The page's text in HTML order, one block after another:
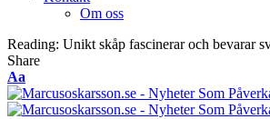
Om oss
Reading: Unikt skåp fascinerar och bevarar
Share
Font
Resizer
Aa